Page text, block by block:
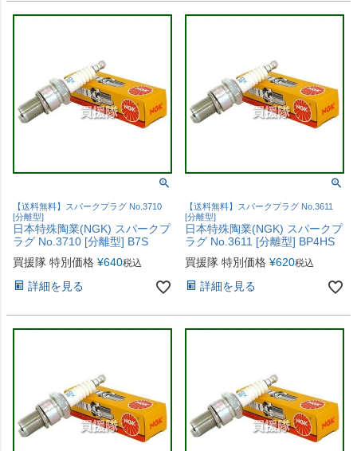
【送料無料】スパークプラグ No.3710
[分離型]
日本特殊陶業(NGK) スパークプ
ラグ No.3710 [分離型] B7S
買援隊 特別価格 ¥640税込
詳細を見る
【送料無料】スパークプラグ No.3611
[分離型]
日本特殊陶業(NGK) スパークプ
ラグ No.3611 [分離型] BP4HS
買援隊 特別価格 ¥620税込
詳細を見る